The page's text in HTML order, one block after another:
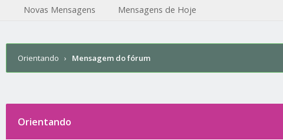
Novas Mensagens Mensagens de Hoje
Orientando › Mensagem do fórum
Orientando